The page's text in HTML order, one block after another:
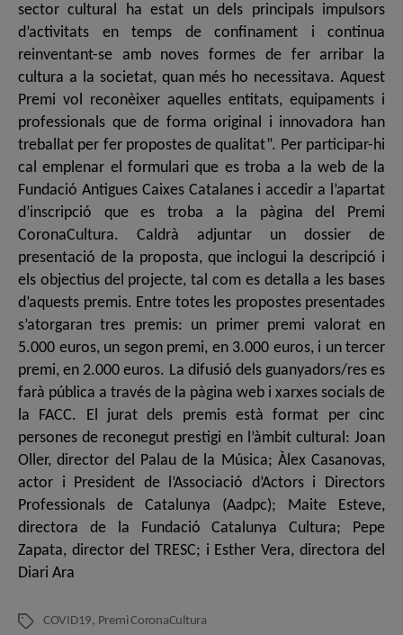
sector cultural ha estat un dels principals impulsors
d’activitats en temps de confinament i continua
reinventant-se amb noves formes de fer arribar la
cultura a la societat, quan més ho necessitava. Aquest
Premi vol reconèixer aquelles entitats, equipaments i
professionals que de forma original i innovadora han
treballat per fer propostes de qualitat”. Per participar-hi
cal emplenar el formulari que es troba a la web de la
Fundació Antigues Caixes Catalanes i accedir a l’apartat
d’inscripció que es troba a la pàgina del Premi
CoronaCultura. Caldrà adjuntar un dossier de
presentació de la proposta, que inclogui la descripció i
els objectius del projecte, tal com es detalla a les bases
d’aquests premis. Entre totes les propostes presentades
s’atorgaran tres premis: un primer premi valorat en
5.000 euros, un segon premi, en 3.000 euros, i un tercer
premi, en 2.000 euros. La difusió dels guanyadors/res es
farà pública a través de la pàgina web i xarxes socials de
la FACC. El jurat dels premis està format per cinc
persones de reconegut prestigi en l’àmbit cultural: Joan
Oller, director del Palau de la Música; Àlex Casanovas,
actor i President de l’Associació d’Actors i Directors
Professionals de Catalunya (Aadpc); Maite Esteve,
directora de la Fundació Catalunya Cultura; Pepe
Zapata, director del TRESC; i Esther Vera, directora del
Diari Ara
EtiquetesCOVID19, Premi CoronaCultura